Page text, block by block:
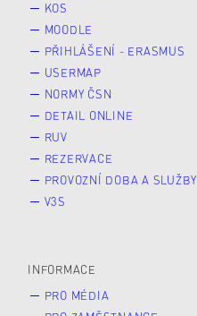
KOS
MOODLE
PŘIHLÁŠENÍ - ERASMUS
USERMAP
NORMY ČSN
DETAIL ONLINE
RUV
REZERVACE
PROVOZNÍ DOBA A SLUŽBY
V3S
INFORMACE
PRO MÉDIA